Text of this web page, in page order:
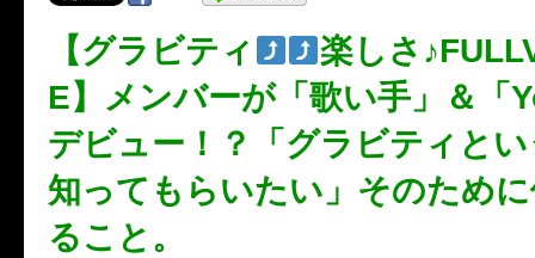
【グラビティ
楽しさ
E】メンバーが「歌い手」＆「
デビュー！？「グラビティと
知ってもらいたい」そのため
ること。